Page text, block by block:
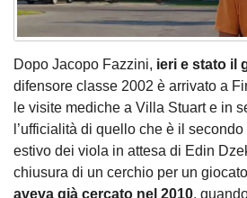
Dopo Jacopo Fazzini, ieri e stato il
difensore classe 2002 è arrivato a
le visite mediche a Villa Stuart e in
l’ufficialità di quello che è il
estivo dei viola in attesa di Edin
chiusura di un cerchio per un
aveva già cercato nel 2010,